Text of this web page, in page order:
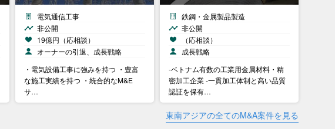
電気通信工事
非公開
19億円（応相談）
オーナーの引退、成長戦略
・電気設備工事に強みを持つ ・豊富
な施工実績を持つ ・統合的なM&E
サ…
鉄鋼・金属製品製造
非公開
（応相談）
成長戦略
-ベトナム有数の工業用金属材料・精
密加工企業 -一貫加工体制と高い品質
認証を保有…
東南アジアの全てのM&A案件を見る